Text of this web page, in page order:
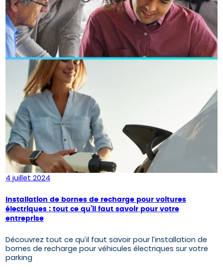
4 juillet 2024
Installation de bornes de recharge pour voitures
électriques : tout ce qu’il faut savoir pour votre
entreprise
Découvrez tout ce qu’il faut savoir pour l’installation de
bornes de recharge pour véhicules électriques sur votre
parking